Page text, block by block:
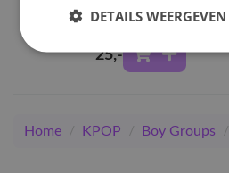
Album) - Baekhyun
25,-
Home / KPOP / Boy Groups /
DETAILS WEERGEVEN